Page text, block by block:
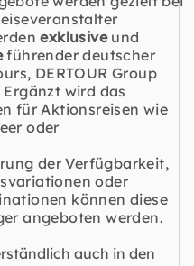
exklusive und
führender deutscher
DERTOUR Group
wird das
für Aktionsreisen wie
oder
der Verfügbarkeit,
oder
können diese
angeboten werden.
auch in den